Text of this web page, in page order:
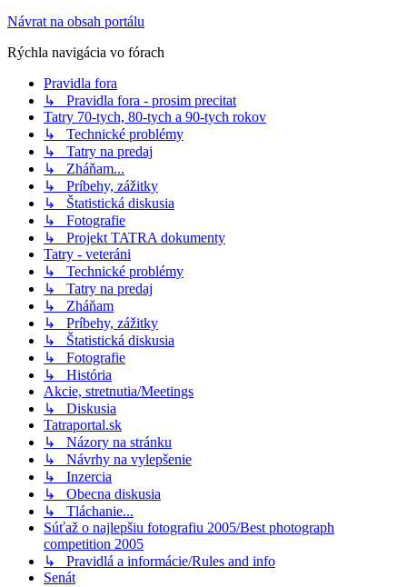
Návrat na obsah portálu
Rýchla navigácia vo fórach
Pravidla fora
↳ Pravidla fora - prosim precitat
Tatry 70-tych, 80-tych a 90-tych rokov
↳ Technické problémy
↳ Tatry na predaj
↳ Zháňam...
↳ Príbehy, zážitky
↳ Štatistická diskusia
↳ Fotografie
↳ Projekt TATRA dokumenty
Tatry - veteráni
↳ Technické problémy
↳ Tatry na predaj
↳ Zháňam
↳ Príbehy, zážitky
↳ Štatistická diskusia
↳ Fotografie
↳ História
Akcie, stretnutia/Meetings
↳ Diskusia
Tatraportal.sk
↳ Názory na stránku
↳ Návrhy na vylepšenie
↳ Inzercia
↳ Obecna diskusia
↳ Tláchanie...
Súťaž o najlepšiu fotografiu 2005/Best photograph
competition 2005
↳ Pravidlá a informácie/Rules and info
Senát